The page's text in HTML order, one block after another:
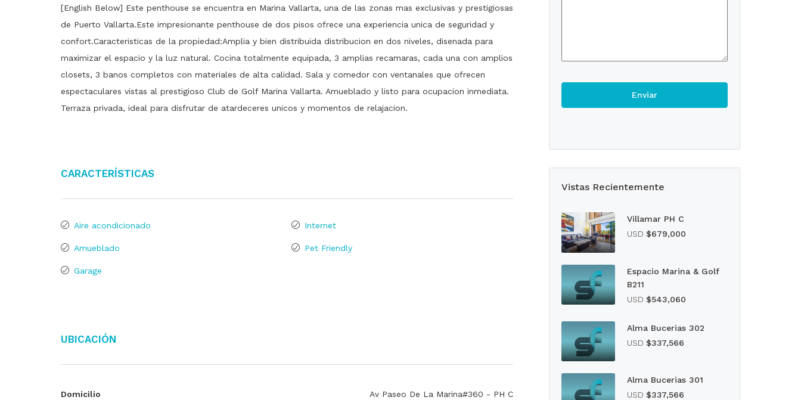
[English Below] Este penthouse se encuentra en Marina Vallarta, una de las zonas mas exclusivas y prestigiosas
de Puerto Vallarta.Este impresionante penthouse de dos pisos ofrece una experiencia unica de seguridad y
confort.Caracteristicas de la propiedad:Amplia y bien distribuida distribucion en dos niveles, disenada para
maximizar el espacio y la luz natural. Cocina totalmente equipada, 3 amplias recamaras, cada una con amplios
closets, 3 banos completos con materiales de alta calidad. Sala y comedor con ventanales que ofrecen
espectaculares vistas al prestigioso Club de Golf Marina Vallarta. Amueblado y listo para ocupacion inmediata.
Terraza privada, ideal para disfrutar de atardeceres unicos y momentos de relajacion.
Características
Aire acondicionado
Amueblado
Garage
Internet
Pet Friendly
Ubicación
Domicilio Av Paseo De La Marina#360 - PH C
Vistas Recientemente
Villamar PH C
USD $679,000
Espacio Marina & Golf
B211
USD $543,060
Alma Bucerias 302
USD $337,566
Alma Bucerias 301
USD $337,566